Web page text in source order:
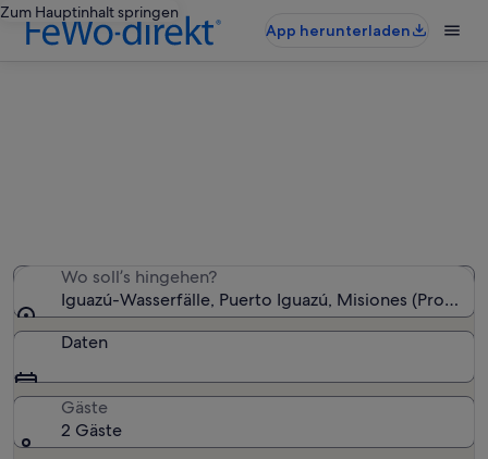
Zum Hauptinhalt springen
App herunterladen
Wo soll’s hingehen?
Iguazú-Wasserfälle, Puerto Iguazú, Misiones
Daten
Gäste
2 Gäste